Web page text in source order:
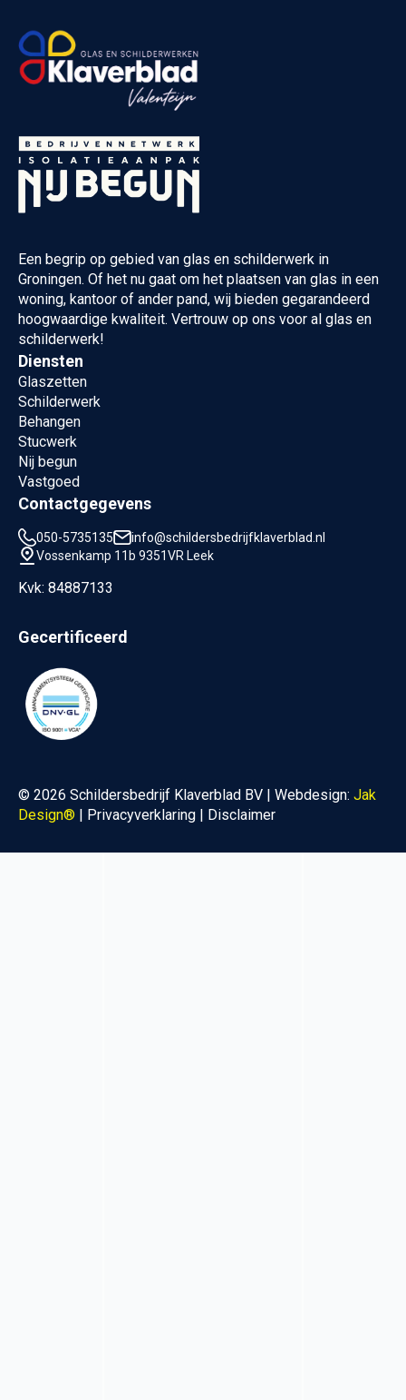
Een begrip op gebied van glas en schilderwerk in
Groningen. Of het nu gaat om het plaatsen van glas in een
woning, kantoor of ander pand, wij bieden gegarandeerd
hoogwaardige kwaliteit. Vertrouw op ons voor al glas en
schilderwerk!
Diensten
Glaszetten
Schilderwerk
Behangen
Stucwerk
Nij begun
Vastgoed
Contactgegevens
050-5735135
info@schildersbedrijfklaverblad.nl
Vossenkamp 11b 9351VR Leek
Kvk: 84887133
Gecertificeerd
© 2026 Schildersbedrijf Klaverblad BV | Webdesign: Jak
Design® | Privacyverklaring | Disclaimer